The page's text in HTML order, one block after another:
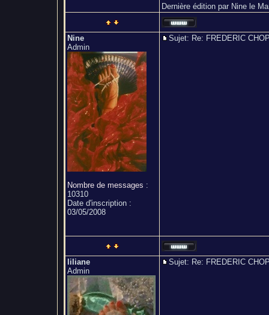
Dernière édition par Nine le
Nine
Admin
Nombre de messages :
10310
Date d'inscription :
03/05/2008
Sujet: Re: FREDERIC
liliane
Admin
Sujet: Re: FREDERIC